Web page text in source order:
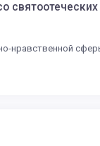
святоотеческих
нравственной